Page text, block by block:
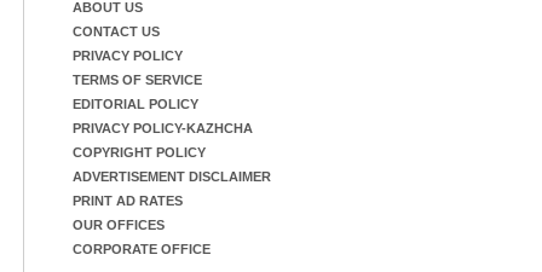
ABOUT US
CONTACT US
PRIVACY POLICY
TERMS OF SERVICE
EDITORIAL POLICY
PRIVACY POLICY-KAZHCHA
COPYRIGHT POLICY
ADVERTISEMENT DISCLAIMER
PRINT AD RATES
OUR OFFICES
CORPORATE OFFICE